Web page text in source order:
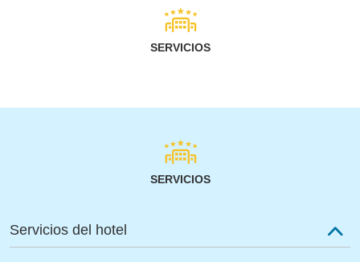
SERVICIOS
SERVICIOS
Servicios del hotel